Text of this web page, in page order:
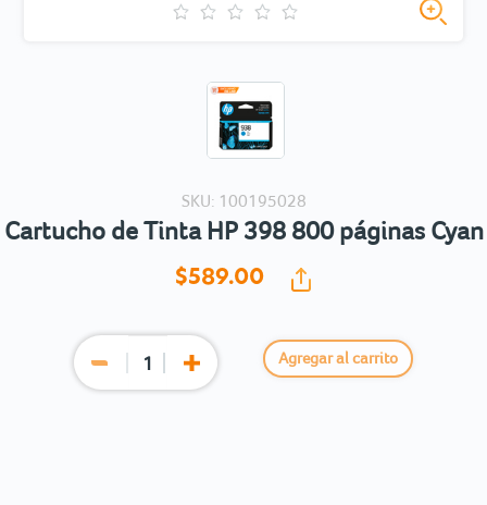
SKU: 100195028
Cartucho de Tinta HP 398 800 páginas Cyan
$589.00
Agregar al carrito